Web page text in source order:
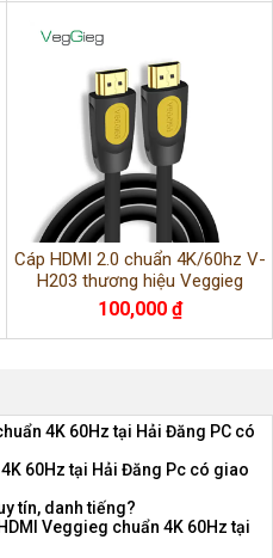
Cáp HDMI 2.0 chuẩn 4K/60hz V-
H203 thương hiệu Veggieg
100,000 ₫
4K 60Hz tại Hải Đăng PC có
60Hz tại Hải Đăng Pc có giao
tín, danh tiếng?
Veggieg chuẩn 4K 60Hz tại